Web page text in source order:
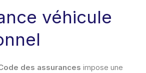
véhicule
des assurances impose une